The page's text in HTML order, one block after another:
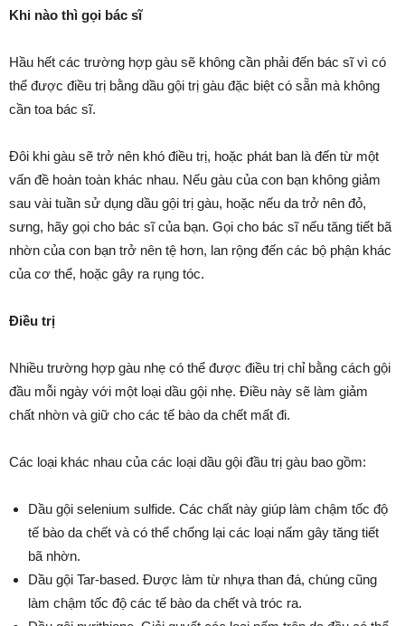
Khi nào thì gọi bác sĩ
Hầu hết các trường hợp gàu sẽ không cần phải đến bác sĩ vì có
thể được điều trị bằng dầu gội trị gàu đặc biệt có sẵn mà không
cần toa bác sĩ.
Đôi khi gàu sẽ trở nên khó điều trị, hoặc phát ban là đến từ một
vấn đề hoàn toàn khác nhau. Nếu gàu của con bạn không giảm
sau vài tuần sử dụng dầu gội trị gàu, hoặc nếu da trở nên đỏ,
sưng, hãy gọi cho bác sĩ của bạn. Gọi cho bác sĩ nếu tăng tiết bã
nhờn của con bạn trở nên tệ hơn, lan rộng đến các bộ phận khác
của cơ thể, hoặc gây ra rụng tóc.
Điều trị
Nhiều trường hợp gàu nhẹ có thể được điều trị chỉ bằng cách gội
đầu mỗi ngày với một loại dầu gội nhẹ. Điều này sẽ làm giảm
chất nhờn và giữ cho các tế bào da chết mất đi.
Các loại khác nhau của các loại dầu gội đầu trị gàu bao gồm:
Dầu gội selenium sulfide. Các chất này giúp làm chậm tốc độ
tế bào da chết và có thể chống lại các loại nấm gây tăng tiết
bã nhờn.
Dầu gội Tar-based. Được làm từ nhựa than đá, chúng cũng
làm chậm tốc độ các tế bào da chết và tróc ra.